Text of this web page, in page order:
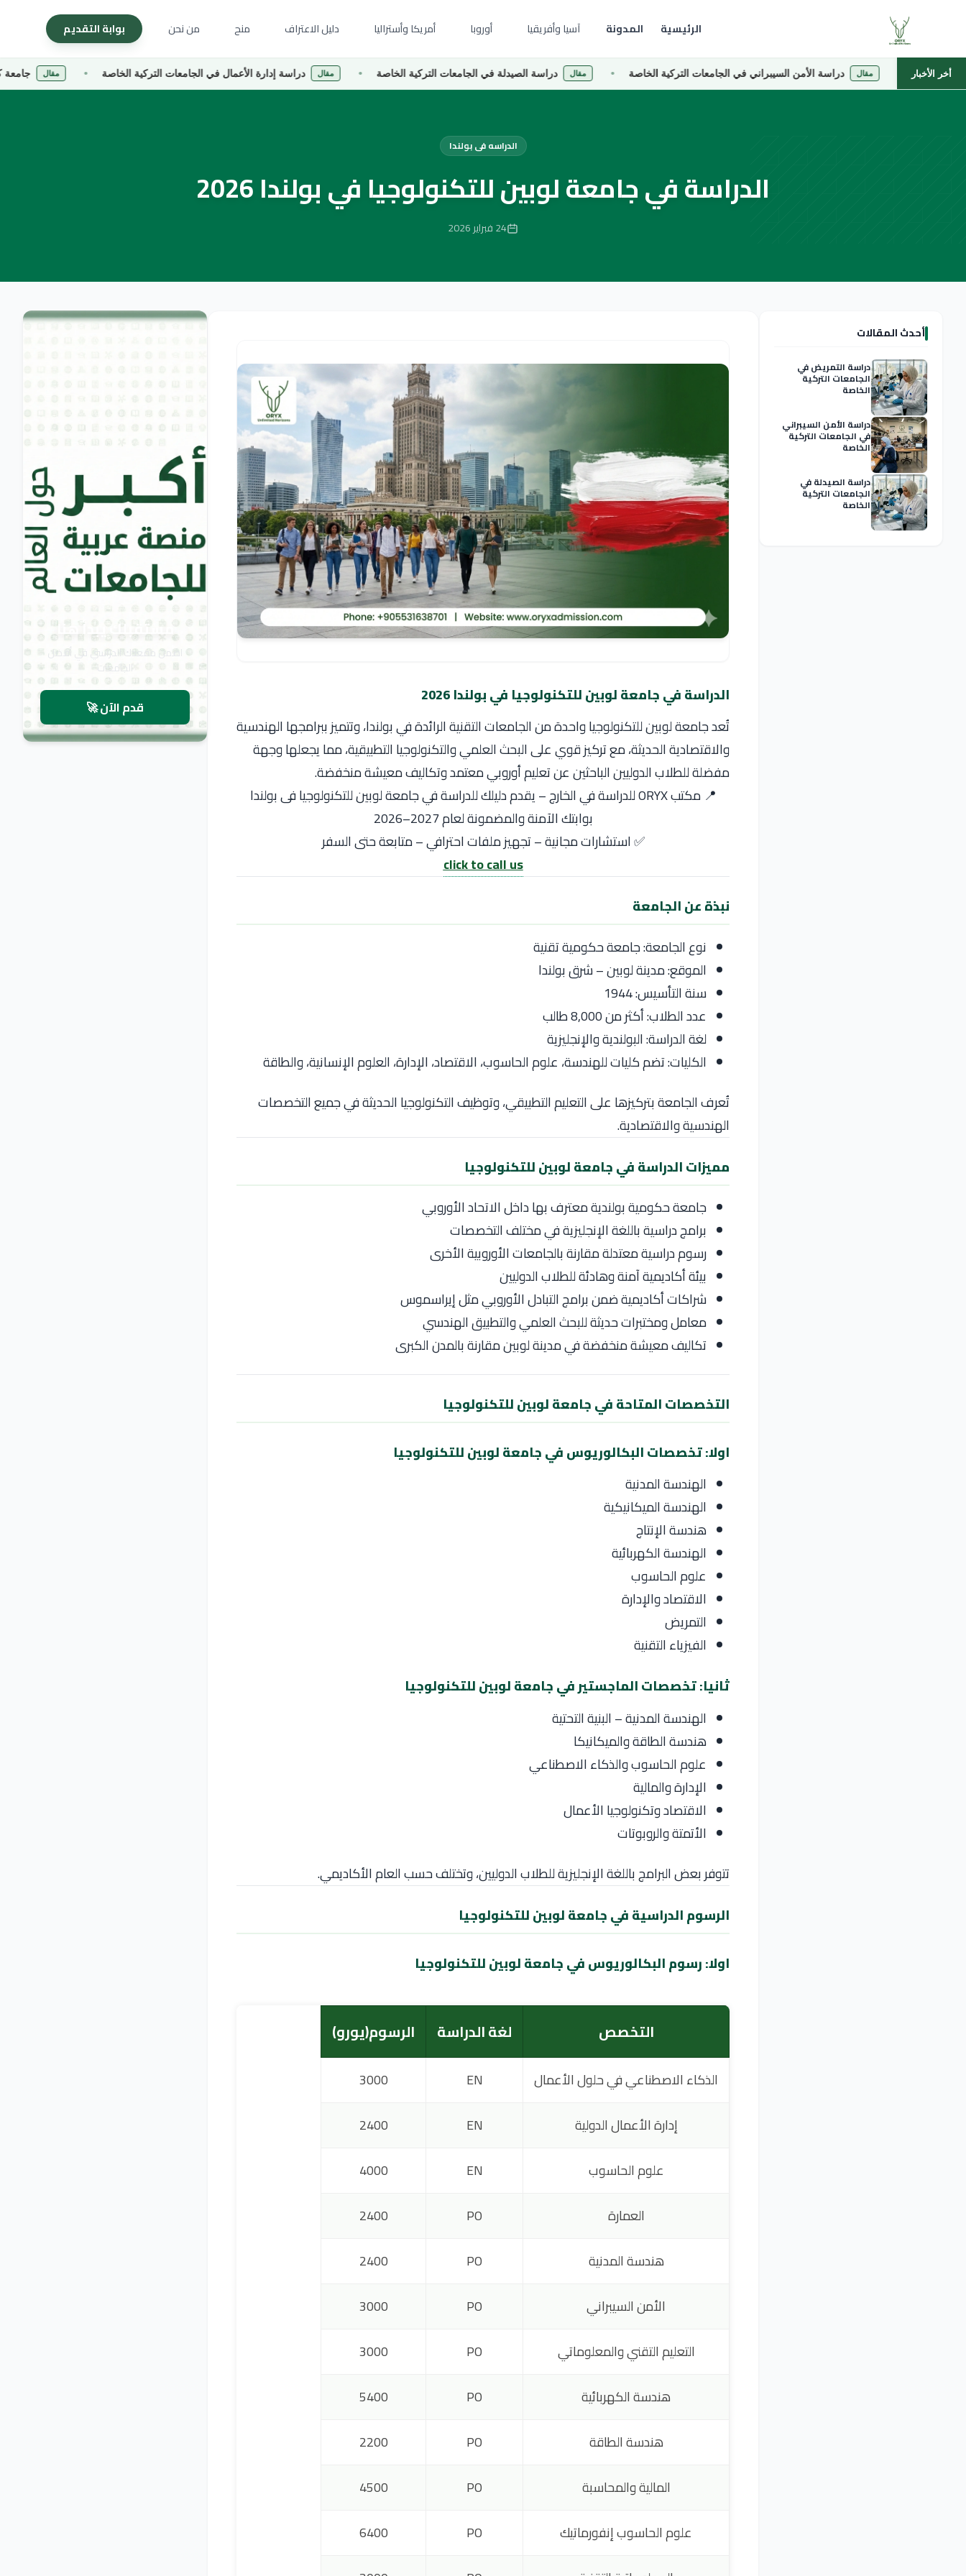
الرئيسية المدونة آسيا وأفريقيا أوروبا أمريكا وأستراليا دليل الاعتراف منح من نحن بوابة التقديم
أخر الأخبار
مقال دراسة الأمن السيبراني في الجامعات التركية الخاصة مقال دراسة الصيدلة في الجامعات التركية الخاصة مقال دراسة إدارة الأعمال في الجامعات التركية الخاصة مقال جامعة كارادينيز
الدراسه فى بولندا
الدراسة في جامعة لوبين للتكنولوجيا في بولندا 2026
24 فبراير 2026
أحدث المقالات
دراسة التمريض في
الجامعات التركية
الخاصة
دراسة الأمن السيبراني
في الجامعات التركية
الخاصة
دراسة الصيدلة في
الجامعات التركية
الخاصة
الدراسة في جامعة لوبين للتكنولوجيا في بولندا 2026
تُعدجامعة لوبين للتكنولوجياواحدة من الجامعات التقنية الرائدة في بولندا، وتتميز ببرامجها الهندسية
والاقتصادية الحديثة، مع تركيز قوي على البحث العلمي والتكنولوجيا التطبيقية، مما يجعلها وجهة
مفضلة للطلاب الدوليين الباحثين عن تعليم أوروبي معتمد وتكاليف معيشة منخفضة.
📍 مكتب ORYX للدراسة في الخارج – يقدم دليلك للدراسة في جامعة لوبين للتكنولوجيا فى بولندا
بوابتك الآمنة والمضمونة لعام 2027–2026
✅ استشارات مجانية – تجهيز ملفات احترافي – متابعة حتى السفر
click to call us
نبذة عن الجامعة
نوع الجامعة: جامعة حكومية تقنية
الموقع: مدينةلوبين– شرقبولندا
سنة التأسيس: 1944
عدد الطلاب: أكثر من 8,000 طالب
لغة الدراسة: البولندية والإنجليزية
الكليات: تضم كليات للهندسة، علوم الحاسوب، الاقتصاد، الإدارة، العلوم الإنسانية، والطاقة
تُعرف الجامعة بتركيزها على التعليم التطبيقي، وتوظيف التكنولوجيا الحديثة في جميع التخصصات
الهندسية والاقتصادية.
مميزات الدراسة في جامعة لوبين للتكنولوجيا
جامعة حكومية بولندية معترف بها داخل الاتحاد الأوروبي
برامج دراسية باللغة الإنجليزية في مختلف التخصصات
رسوم دراسية معتدلة مقارنة بالجامعات الأوروبية الأخرى
بيئة أكاديمية آمنة وهادئة للطلاب الدوليين
شراكات أكاديمية ضمن برامج التبادل الأوروبي مثل إيراسموس
معامل ومختبرات حديثة للبحث العلمي والتطبيق الهندسي
تكاليف معيشة منخفضة في مدينة لوبين مقارنة بالمدن الكبرى
التخصصات المتاحة في جامعة لوبين للتكنولوجيا
اولا: تخصصات البكالوريوس في جامعة لوبين للتكنولوجيا
الهندسة المدنية
الهندسة الميكانيكية
هندسة الإنتاج
الهندسة الكهربائية
علوم الحاسوب
الاقتصاد والإدارة
التمريض
الفيزياء التقنية
ثانيا: تخصصات الماجستير في جامعة لوبين للتكنولوجيا
الهندسة المدنية – البنية التحتية
هندسة الطاقة والميكانيكا
علوم الحاسوب والذكاء الاصطناعي
الإدارة والمالية
الاقتصاد وتكنولوجيا الأعمال
الأتمتة والروبوتات
تتوفر بعض البرامج باللغة الإنجليزية للطلاب الدوليين، وتختلف حسب العام الأكاديمي.
الرسوم الدراسية في جامعة لوبين للتكنولوجيا
اولا: رسوم البكالوريوس في جامعة لوبين للتكنولوجيا
التخصص لغة الدراسة الرسوم(يورو)
الذكاء الاصطناعي في حلول الأعمال EN
3000
إدارة الأعمال الدولية
EN
2400
علوم الحاسوب
EN
4000
العمارة
PO
2400
هندسة المدنية
PO
2400
الأمن السيبراني
PO
3000
التعليم التقني والمعلوماتي
PO
3000
هندسة الكهربائية
PO
5400
هندسة الطاقة
PO
2200
المالية والمحاسبة
PO
4500
علوم الحاسوب إنفورماتيك
PO
6400
مستقبلك يبدأ هنا
اضمن مقعدك الدراسي في أفضل
الجامعات
قدم الآن 🚀